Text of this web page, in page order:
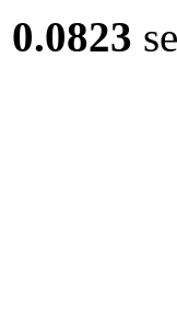
0.0823